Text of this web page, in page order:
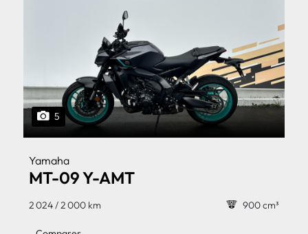
5
Yamaha
MT-09 Y-AMT
2 024 / 2 000 km 900 cm³